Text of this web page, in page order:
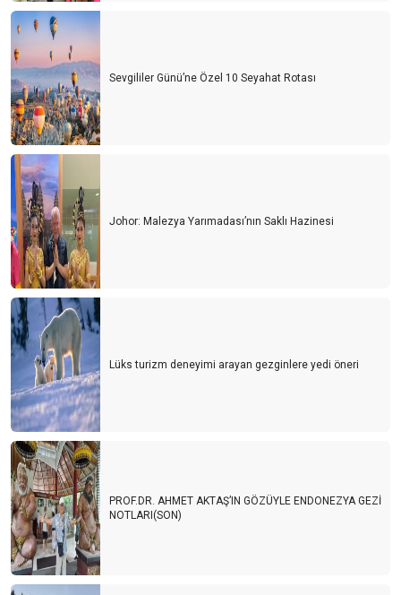
Sevgililer Günü’ne Özel 10 Seyahat Rotası
Johor: Malezya Yarımadası’nın Saklı Hazinesi
Lüks turizm deneyimi arayan gezginlere yedi öneri
PROF.DR. AHMET AKTAŞ’IN GÖZÜYLE ENDONEZYA GEZİ
NOTLARI(SON)